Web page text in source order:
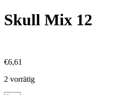
Skull Mix 12
€6,61
2 vorrätig